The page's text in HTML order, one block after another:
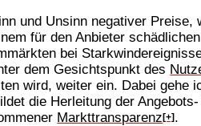
und Unsinn negativer Preise,
für den Anbieter
bei
dem Gesichtspunkt des
wird, weiter ein. Dabei gehe
die Herleitung der
Markttransparenz[+] .